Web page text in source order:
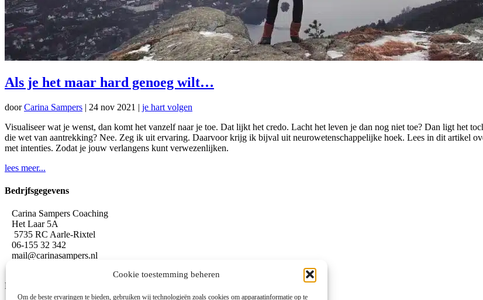
Cookie toestemming beheren
Om de beste ervaringen te bieden, gebruiken wij technologieën zoals cookies om apparaatinformatie op te
Als je het maar hard genoeg wilt…
doorCarina Sampers | 24 nov 2021 | je hart volgen
Visualiseer wat je wenst, dan komt het vanzelf naar je toe. Dat lijkt het credo. Lacht het leven je dan nog niet toe? Dan ligt het
die wet van aantrekking? Nee. Zeg ik uit ervaring. Daarvoor krijg ik bijval uit neurowetenschappelijke hoek. Lees in dit artikel
met intenties. Zodat je jouw verlangens kunt verwezenlijken.
lees meer...
Bedrjfsgegevens
Carina Sampers Coaching
Het Laar 5A
5735 RC Aarle-Rixtel
06-155 32 342
mail@carinasampers.nl
www.carinasampers.nl
BTW-id: NL001833928B47